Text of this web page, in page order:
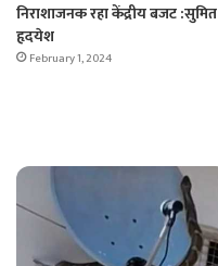
निराशाजनक रहा केंद्रीय बजट :सुमित
हृदयेश
February 1, 2024